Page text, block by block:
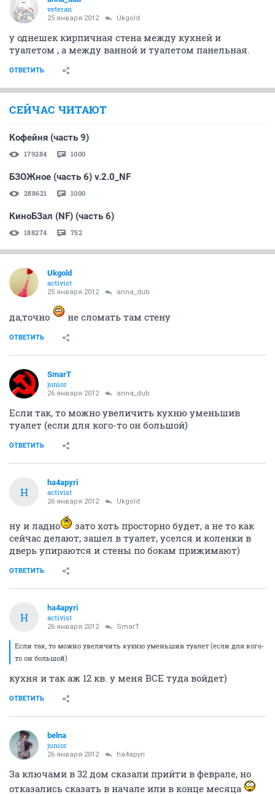
veteran
25 января 2012 Ukgold
у однешек кирпичная стена между кухней и
туалетом , а между ванной и туалетом панельная.
ОТВЕТИТЬ
СЕЙЧАС ЧИТАЮТ
Кофейня (часть 9)
179284 1000
БЗОЖное (часть 6) v.2.0_NF
288621 1000
КиноБЗал (NF) (часть 6)
188274 752
Ukgold
activist
25 января 2012 anna_dub
да,точно не сломать там стену
ОТВЕТИТЬ
SmarT
junior
26 января 2012 anna_dub
Если так, то можно увеличить кухню уменьшив
туалет (если для кого-то он большой)
ОТВЕТИТЬ
H
ha4apyri
activist
26 января 2012 Ukgold
ну и ладно
зато хоть просторно будет, а не то как
сейчас делают, зашел в туалет, уселся и коленки в
дверь упираются и стены по бокам прижимают)
ОТВЕТИТЬ
H
ha4apyri
activist
26 января 2012 SmarT
Если так, то можно увеличить кухню уменьшив туалет (если для кого-
то он большой)
кухня и так аж 12 кв. у меня ВСЕ туда войдет)
ОТВЕТИТЬ
belna
junior
26 января 2012 ha4apyri
За ключами в 32 дом сказали прийти в феврале, но
отказались сказать в начале или в конце месяца